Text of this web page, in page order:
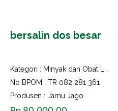
bersalin dos besar
Kategori : Minyak dan Obat Luar
No BPOM : TR 082 281 361
Produsen : Jamu Jago